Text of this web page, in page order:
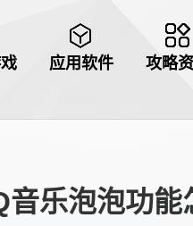
应用软件 攻略
乐泡泡功能